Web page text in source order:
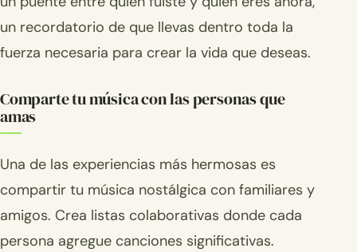
un recordatorio de que llevas dentro toda la
fuerza necesaria para crear la vida que deseas.
Comparte tu música con las personas que
amas
Una de las experiencias más hermosas es
compartir tu música nostálgica con familiares y
amigos. Crea listas colaborativas donde cada
persona agregue canciones significativas.